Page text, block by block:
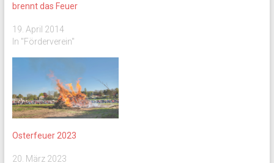
brennt das Feuer
19. April 2014
In "Förderverein"
Osterfeuer 2023
20. März 2023